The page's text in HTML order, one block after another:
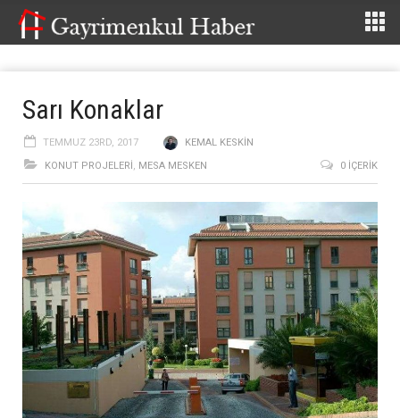
Sarı Konaklar
TEMMUZ 23RD, 2017
KEMAL KESKIN
KONUT PROJELERI, MESA MESKEN 0 İÇERIK